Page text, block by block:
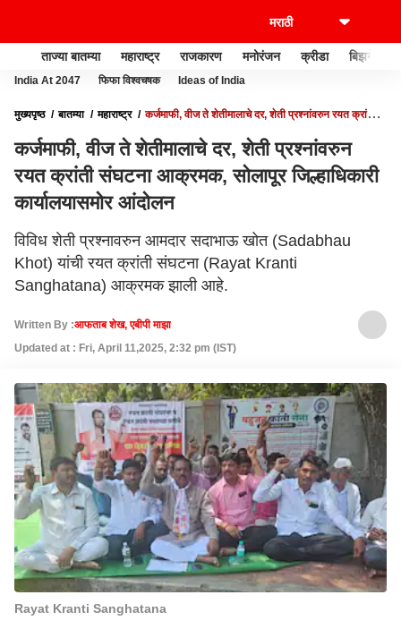
ताज्या बातम्या महाराष्ट्र राजकारण मनोरंजन क्रीडा बिझनेस
India At 2047 फिफा विश्वचषक Ideas of India
मुख्यपृष्ठ बातम्या महाराष्ट्र
कर्जमाफी, वीज ते शेतीमालाचे दर, शेती प्रश्नांवरुन रयत क्रांती
कर्जमाफी, वीज ते शेतीमालाचे दर, शेती प्रश्नांवरुन
रयत क्रांती संघटना आक्रमक, सोलापूर जिल्हाधिकारी
कार्यालयासमोर आंदोलन
विविध शेती प्रश्नावरुन आमदार सदाभाऊ खोत (Sadabhau
Khot) यांची रयत क्रांती संघटना (Rayat Kranti
Sanghatana) आक्रमक झाली आहे.
Written By :आफताब शेख, एबीपी माझा
Updated at : Fri, April 11,2025, 2:32 pm (IST)
Rayat Kranti Sanghatana